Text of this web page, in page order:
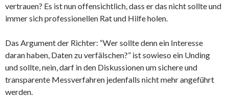
vertrauen? Es ist nun offensichtlich, dass er das nicht sollte und
immer sich professionellen Rat und Hilfe holen.
Das Argument der Richter: “Wer sollte denn ein Interesse
daran haben, Daten zu verfälschen?” ist sowieso ein Unding
und sollte, nein, darf in den Diskussionen um sichere und
transparente Messverfahren jedenfalls nicht mehr angeführt
werden.